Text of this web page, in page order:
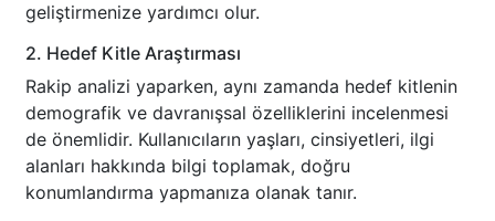
geliştirmenize yardımcı olur.
2. Hedef Kitle Araştırması
Rakip analizi yaparken, aynı zamanda hedef kitlenin
demografik ve davranışsal özelliklerini incelenmesi
de önemlidir. Kullanıcıların yaşları, cinsiyetleri, ilgi
alanları hakkında bilgi toplamak, doğru
konumlandırma yapmanıza olanak tanır.